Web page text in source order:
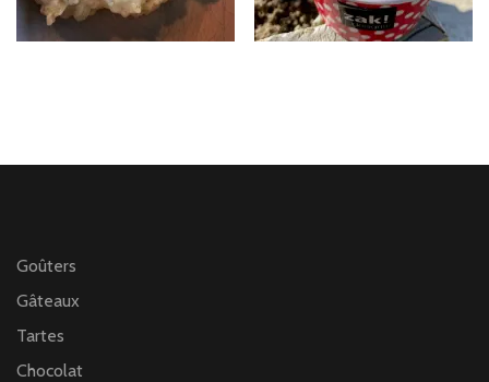
Goûters
Gâteaux
Tartes
Chocolat